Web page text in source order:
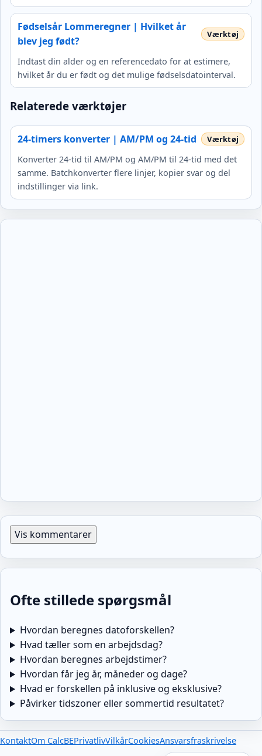
Fødselsår Lommeregner | Hvilket år
blev jeg født?
Indtast din alder og en referencedato for at estimere,
hvilket år du er født og det mulige fødselsdatointerval.
Relaterede værktøjer
24-timers konverter | AM/PM og 24-tid
Konverter 24-tid til AM/PM og AM/PM til 24-tid med det
samme. Batchkonverter flere linjer, kopier svar og del
indstillinger via link.
Vis kommentarer
Ofte stillede spørgsmål
Hvordan beregnes datoforskellen?
Hvad tæller som en arbejdsdag?
Hvordan beregnes arbejdstimer?
Hvordan får jeg år, måneder og dage?
Hvad er forskellen på inklusive og eksklusive?
Påvirker tidszoner eller sommertid resultatet?
KontaktOm CalcBEPrivatlivVilkårCookiesAnsvarsfraskrivelse